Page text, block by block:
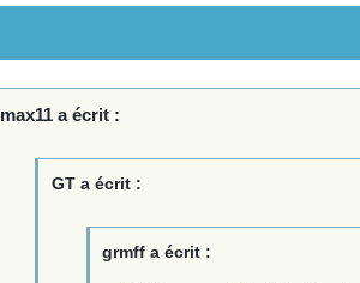
max11 a écrit :
GT a écrit :
grmff a écrit :